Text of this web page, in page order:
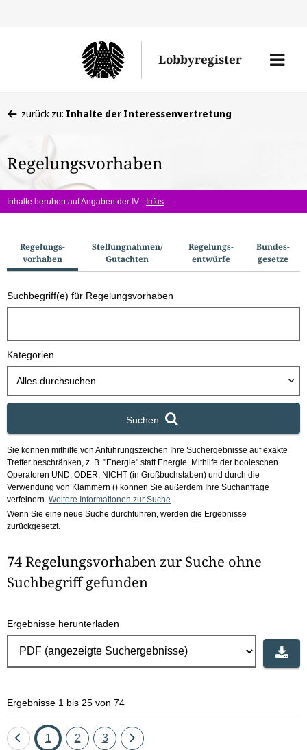
den
Lobbyregister
Menü
befinden
hier:
zurück zu: Inhalte der Interessenvertretung
Regelungsvorhaben
Inhalte beruhen auf Angaben der IV - Infos
u
c
h
o
Regelungs­
vorhaben
Stellungnahmen/​
Gutachten
Regelungs­
entwürfe
Bundes­
gesetze
Suchbegriff(e) für Regelungsvorhaben
Kategorien
Alles durchsuchen
Suchen
Sie können mithilfe von Anführungszeichen Ihre Suchergebnisse auf exakte
Treffer beschränken, z. B. "Energie" statt Energie. Mithilfe der booleschen
Operatoren UND, ODER, NICHT (in Großbuchstaben) und durch die
Verwendung von Klammern () können Sie außerdem Ihre Suchanfrage
verfeinern. Weitere Informationen zur Suche
Wenn Sie eine neue Suche durchführen, werden die Ergebnisse
zurückgesetzt.
74 Regelungsvorhaben zur Suche ohne
Suchbegriff gefunden
Ergebnisse herunterladen
Ergebnisse 1 bis 25 von 74
EineSeite
1 Seite
2 Seite
3
Eine